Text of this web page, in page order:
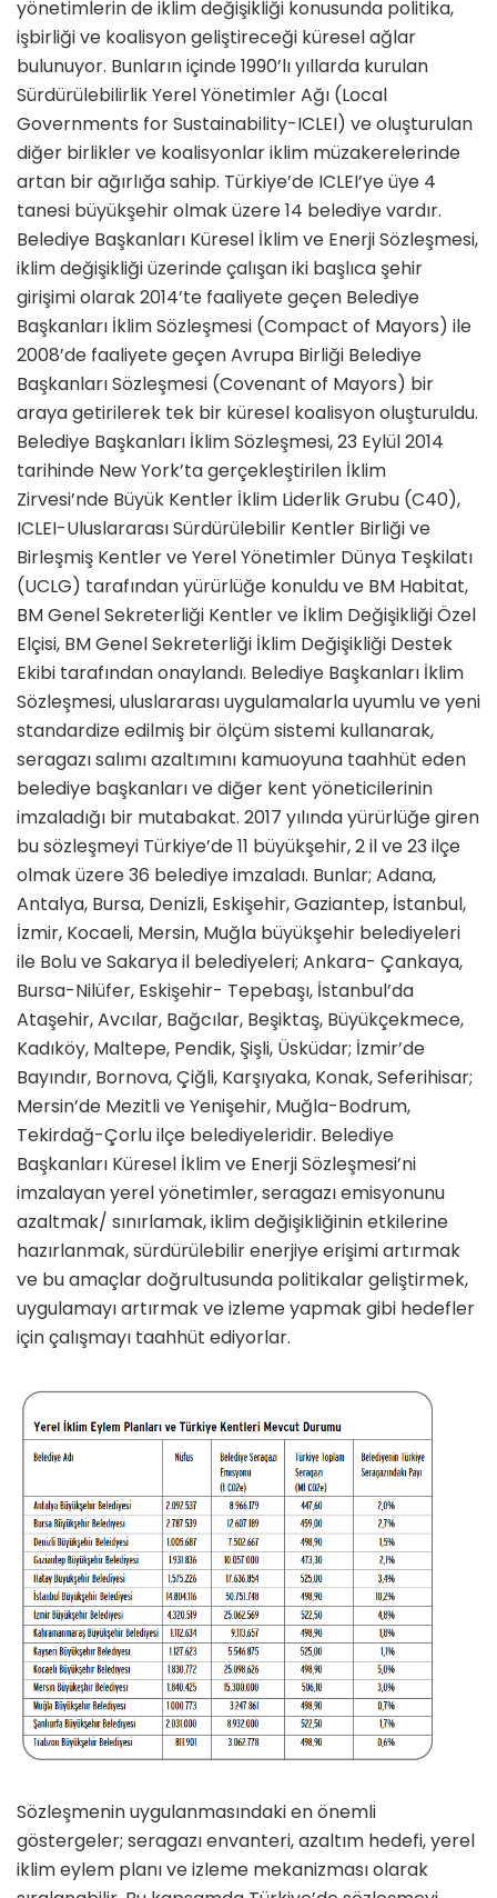
yönetimlerin de iklim değişikliği konusunda politika,
işbirliği ve koalisyon geliştireceği küresel ağlar
bulunuyor. Bunların içinde 1990’lı yıllarda kurulan
Sürdürülebilirlik Yerel Yönetimler Ağı (Local
Governments for Sustainability-ICLEI) ve oluşturulan
diğer birlikler ve koalisyonlar iklim müzakerelerinde
artan bir ağırlığa sahip. Türkiye’de ICLEI’ye üye 4
tanesi büyükşehir olmak üzere 14 belediye vardır.
Belediye Başkanları Küresel İklim ve Enerji Sözleşmesi,
iklim değişikliği üzerinde çalışan iki başlıca şehir
girişimi olarak 2014’te faaliyete geçen Belediye
Başkanları İklim Sözleşmesi (Compact of Mayors) ile
2008’de faaliyete geçen Avrupa Birliği Belediye
Başkanları Sözleşmesi (Covenant of Mayors) bir
araya getirilerek tek bir küresel koalisyon oluşturuldu.
Belediye Başkanları İklim Sözleşmesi, 23 Eylül 2014
tarihinde New York’ta gerçekleştirilen İklim
Zirvesi’nde Büyük Kentler İklim Liderlik Grubu (C40),
ICLEI-Uluslararası Sürdürülebilir Kentler Birliği ve
Birleşmiş Kentler ve Yerel Yönetimler Dünya Teşkilatı
(UCLG) tarafından yürürlüğe konuldu ve BM Habitat,
BM Genel Sekreterliği Kentler ve İklim Değişikliği Özel
Elçisi, BM Genel Sekreterliği İklim Değişikliği Destek
Ekibi tarafından onaylandı. Belediye Başkanları İklim
Sözleşmesi, uluslararası uygulamalarla uyumlu ve yeni
standardize edilmiş bir ölçüm sistemi kullanarak,
seragazı salımı azaltımını kamuoyuna taahhüt eden
belediye başkanları ve diğer kent yöneticilerinin
imzaladığı bir mutabakat. 2017 yılında yürürlüğe giren
bu sözleşmeyi Türkiye’de 11 büyükşehir, 2 il ve 23 ilçe
olmak üzere 36 belediye imzaladı. Bunlar; Adana,
Antalya, Bursa, Denizli, Eskişehir, Gaziantep, İstanbul,
İzmir, Kocaeli, Mersin, Muğla büyükşehir belediyeleri
ile Bolu ve Sakarya il belediyeleri; Ankara- Çankaya,
Bursa-Nilüfer, Eskişehir- Tepebaşı, İstanbul’da
Ataşehir, Avcılar, Bağcılar, Beşiktaş, Büyükçekmece,
Kadıköy, Maltepe, Pendik, Şişli, Üsküdar; İzmir’de
Bayındır, Bornova, Çiğli, Karşıyaka, Konak, Seferihisar;
Mersin’de Mezitli ve Yenişehir, Muğla-Bodrum,
Tekirdağ-Çorlu ilçe belediyeleridir. Belediye
Başkanları Küresel İklim ve Enerji Sözleşmesi’ni
imzalayan yerel yönetimler, seragazı emisyonunu
azaltmak/ sınırlamak, iklim değişikliğinin etkilerine
hazırlanmak, sürdürülebilir enerjiye erişimi artırmak
ve bu amaçlar doğrultusunda politikalar geliştirmek,
uygulamayı artırmak ve izleme yapmak gibi hedefler
için çalışmayı taahhüt ediyorlar.
Sözleşmenin uygulanmasındaki en önemli
göstergeler; seragazı envanteri, azaltım hedefi, yerel
iklim eylem planı ve izleme mekanizması olarak